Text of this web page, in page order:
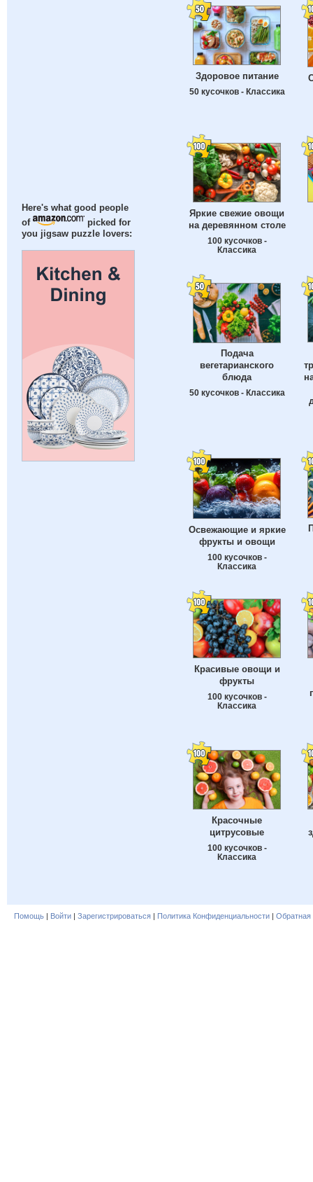
Here's what good people
of
picked for
you jigsaw puzzle lovers:
Здоровое питание
50 кусочков - Классика
Яркие свежие овощи
на деревянном столе
100 кусочков -
Классика
Подача
вегетарианского
блюда
50 кусочков - Классика
Освежающие и яркие
фрукты и овощи
100 кусочков -
Классика
Красивые овощи и
фрукты
100 кусочков -
Классика
Красочные
цитрусовые
100 кусочков -
Классика
Помощь | Войти | Зарегистрироваться | Политика Конфиденциальности | Обратная